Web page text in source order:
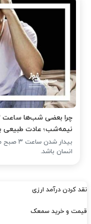
نیمه‌شب؛ عادت طبیعی
بیدار
انسان باشد.
نقد کردن درآمد ارزی
قیمت و خرید سمعک